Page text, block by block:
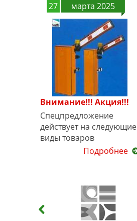
27 марта 2025
Внимание!!! Акция!!!
Спецпредложение
действует на следующие
виды товаров
Подробнее